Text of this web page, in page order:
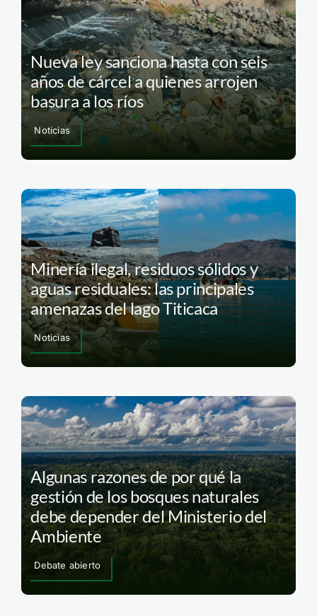
Nueva ley sanciona hasta con seis
años de cárcel a quienes arrojen
basura a los ríos
Noticias
Minería ilegal, residuos sólidos y
aguas residuales: las principales
amenazas del lago Titicaca
Noticias
Algunas razones de por qué la
gestión de los bosques naturales
debe depender del Ministerio del
Ambiente
Debate abierto